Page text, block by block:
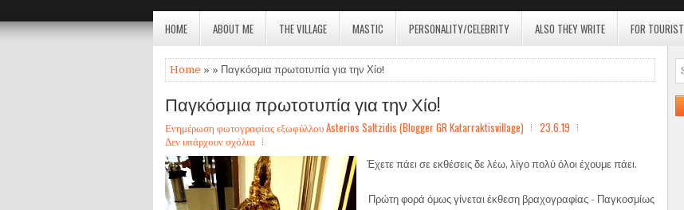
HOME ABOUT ME THE VILLAGE MASTIC PERSONALITY/CELEBRITY ALSO THEY WRITE FOR TOURIST
Home » » Παγκόσμια πρωτοτυπία για την Χίο!
Παγκόσμια πρωτοτυπία για την Χίο!
Ενημέρωση φωτογραφίας εξωφύλλου Asterios Saltzidis (Blogger GR Katarraktisvillage)
23.6.19
Δεν υπάρχουν σχόλια
Έχετε πάει σε εκθέσεις δε λέω, λίγο πολύ όλοι έχουμε πάει.
Πρώτη φορά όμως γίνεται έκθεση βραχογραφίας - Παγκοσμίως